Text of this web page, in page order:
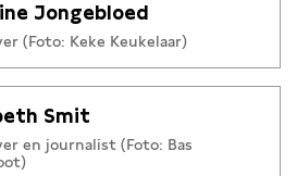
en werd genomineerd voor De Loep.
ze met het gelijknamige boek,
met de Bep Slechte Prijs, de Seks &
Freelancer Award.
Ze was redacteur van Propria
Jongebloed
(Foto: Keke Keukelaar)
Smit
en journalist (Foto: Bas